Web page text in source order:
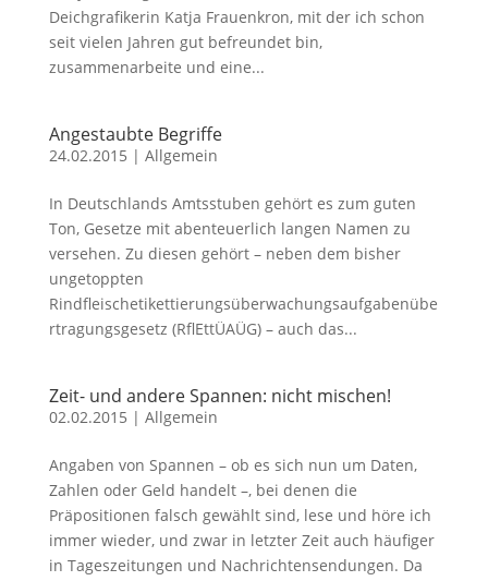
Deichgrafikerin Katja Frauenkron, mit der ich schon
seit vielen Jahren gut befreundet bin,
zusammenarbeite und eine...
Angestaubte Begriffe
24.02.2015 | Allgemein
In Deutschlands Amtsstuben gehört es zum guten
Ton, Gesetze mit abenteuerlich langen Namen zu
versehen. Zu diesen gehört – neben dem bisher
ungetoppten
Rindfleischetikettierungsüberwachungsaufgabenübe
rtragungsgesetz (RflEttÜAÜG) – auch das...
Zeit- und andere Spannen: nicht mischen!
02.02.2015 | Allgemein
Angaben von Spannen – ob es sich nun um Daten,
Zahlen oder Geld handelt –, bei denen die
Präpositionen falsch gewählt sind, lese und höre ich
immer wieder, und zwar in letzter Zeit auch häufiger
in Tageszeitungen und Nachrichtensendungen. Da